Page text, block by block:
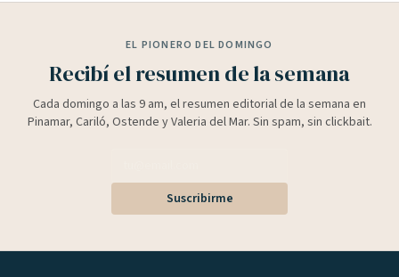
EL PIONERO DEL DOMINGO
Recibí el resumen de la semana
Cada domingo a las 9 am, el resumen editorial de la semana en
Pinamar, Cariló, Ostende y Valeria del Mar. Sin spam, sin clickbait.
Suscribirme